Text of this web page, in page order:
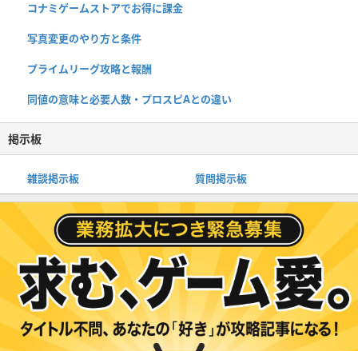
コナミゲームストアでお得に課金
写真変更のやり方と条件
プライムリーグ攻略と報酬
同値の意味と必要人数・プロスピAとの違い
掲示板
雑談掲示板 質問掲示板